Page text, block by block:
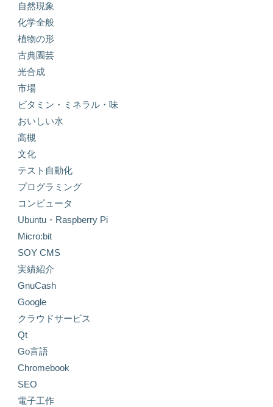
自然現象
化学全般
植物の形
古典園芸
光合成
市場
ビタミン・ミネラル・味
おいしい水
高槻
文化
テスト自動化
プログラミング
コンピュータ
Ubuntu・Raspberry Pi
Micro:bit
SOY CMS
実績紹介
GnuCash
Google
クラウドサービス
Qt
Go言語
Chromebook
SEO
電子工作